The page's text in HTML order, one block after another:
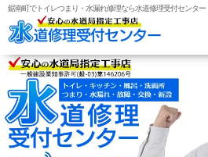
鋸南町でトイレつまり・水漏れ修理なら水道修理受付センター